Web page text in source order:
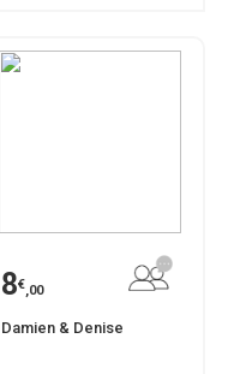
8€,00
Damien & Denise